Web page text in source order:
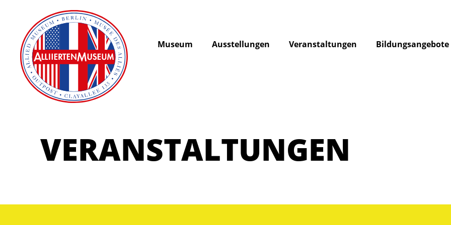
Museum Ausstellungen Veranstaltungen Bildungsangebote
VERANSTALTUNGEN